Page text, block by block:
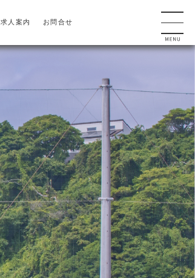
求人案内 お問合せ